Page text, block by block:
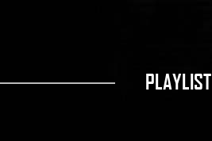
PLAYLIST